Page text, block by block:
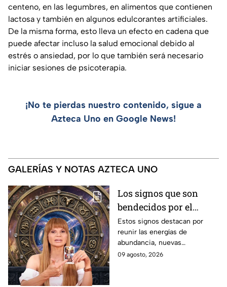
centeno, en las legumbres, en alimentos que contienen
lactosa y también en algunos edulcorantes artificiales.
De la misma forma, esto lleva un efecto en cadena que
puede afectar incluso la salud emocional debido al
estrés o ansiedad, por lo que también será necesario
iniciar sesiones de psicoterapia.
¡No te pierdas nuestro contenido, sigue a
Azteca Uno en Google News!
GALERÍAS Y NOTAS AZTECA UNO
Los signos que son
bendecidos por el
universo con suerte en
el dinero y el amor a
partir de hoy 9 de
agosto: los horóscopos
Estos signos destacan por
reunir las energías de
abundancia, nuevas
oportunidades, estabilidad
09 agosto, 2026